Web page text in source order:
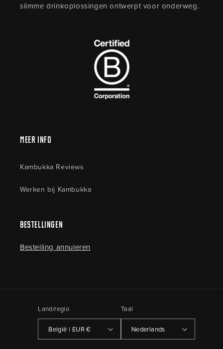
slimme drinkoplossingen ontwerpt voor onderweg.
Meer Info
Kambukka Reviews
Werken bij Kambukka
Bestellingen
Bestelling annuleren
Land/regio
België | EUR €
Taal
Nederlands